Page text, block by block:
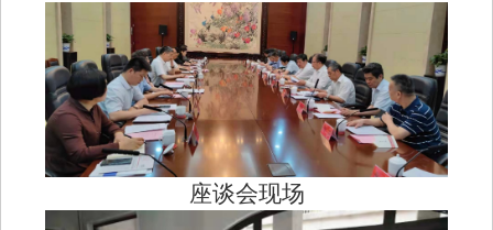
座谈会现场